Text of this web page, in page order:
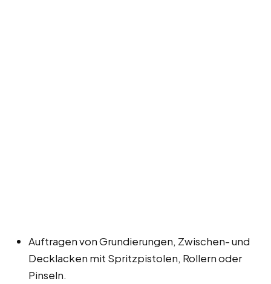
Auftragen von Grundierungen, Zwischen- und
Decklacken mit Spritzpistolen, Rollern oder
Pinseln.